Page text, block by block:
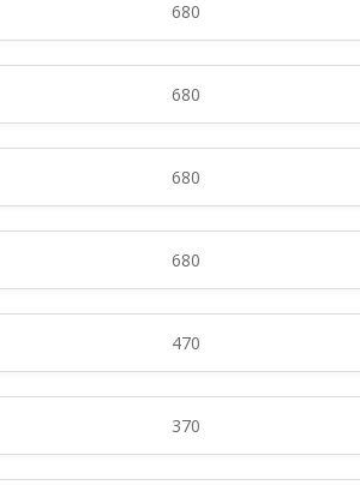
680
680
680
680
470
370